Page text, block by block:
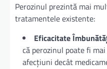
Perozinul prezintă mai
tratamentele existente:
Eficacitate
că perozinul poate fi
afecțiuni decât